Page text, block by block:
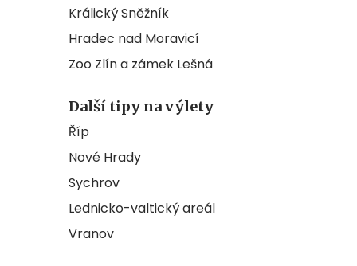
Králický Sněžník
Hradec nad Moravicí
Zoo Zlín a zámek Lešná
Další tipy na výlety
Říp
Nové Hrady
Sychrov
Lednicko-valtický areál
Vranov